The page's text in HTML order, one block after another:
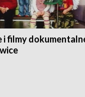
i filmy